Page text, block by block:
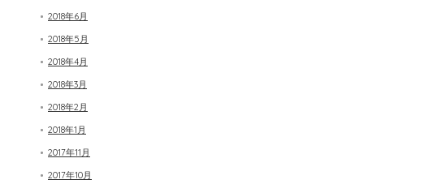
2018年6月
2018年5月
2018年4月
2018年3月
2018年2月
2018年1月
2017年11月
2017年10月